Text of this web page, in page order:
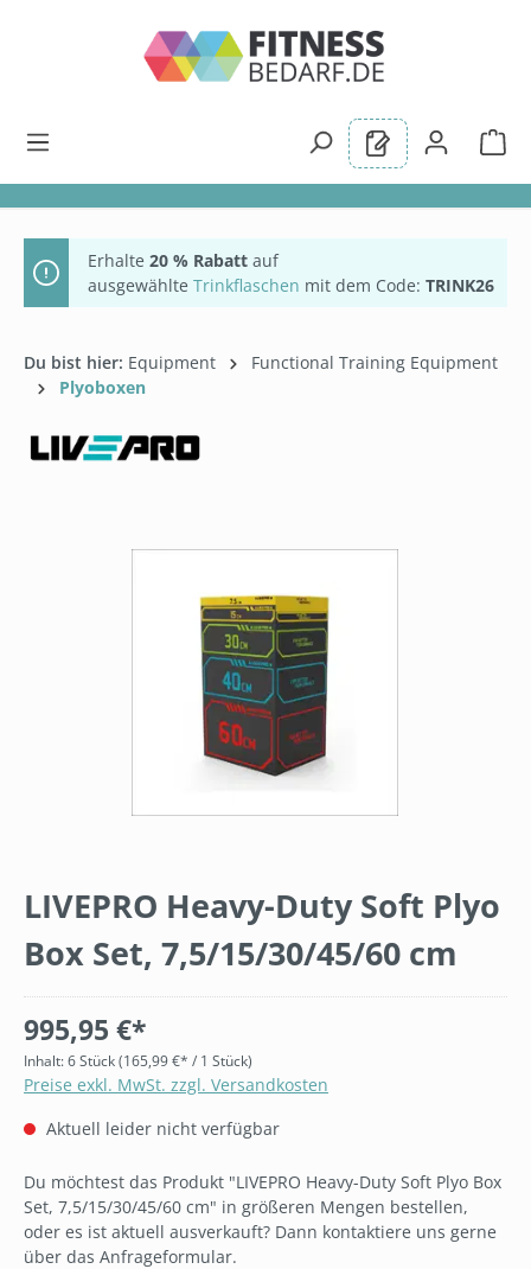
Erhalte 20 % Rabatt auf
ausgewählte Trinkflaschen mit dem Code: TRINK26
Du bist hier: Equipment
Functional Training Equipment
Plyoboxen
LIVEPRO Heavy-Duty Soft Plyo
Box Set, 7,5/15/30/45/60 cm
995,95 €*
Inhalt:6 Stück(165,99 €* / 1 Stück)
Preise exkl. MwSt. zzgl. Versandkosten
Aktuell leider nicht verfügbar
Du möchtest das Produkt "LIVEPRO Heavy-Duty Soft Plyo Box
Set, 7,5/15/30/45/60 cm" in größeren Mengen bestellen,
oder es ist aktuell ausverkauft? Dann kontaktiere uns gerne
über das Anfrageformular.